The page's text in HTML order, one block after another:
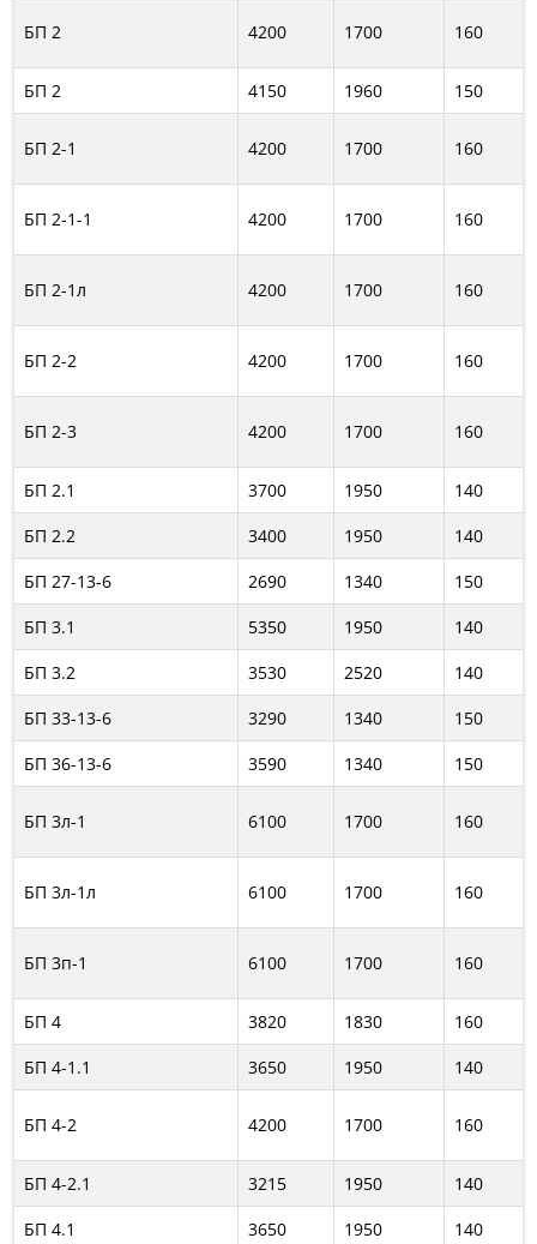
БП 2 4200 1700 160
БП 2 4150 1960 150
БП 2-1 4200 1700 160
БП 2-1-1 4200 1700 160
БП 2-1л 4200 1700 160
БП 2-2 4200 1700 160
БП 2-3 4200 1700 160
БП 2.1 3700 1950
140
БП 2.2
3400 1950
140
БП 27-13-6
2690 1340
150
БП 3.1
5350 1950
140
БП 3.2
3530 2520
140
БП 33-13-6
3290 1340
150
БП 36-13-6
3590 1340 150
БП 3л-1 6100 1700 160
БП 3л-1л 6100 1700 160
БП 3п-1 6100 1700 160
БП 4 3820 1830
160
БП 4-1.1
3650 1950 140
БП 4-2 4200 1700 160
БП 4-2.1 3215 1950
140
БП 4.1
3650 1950 140